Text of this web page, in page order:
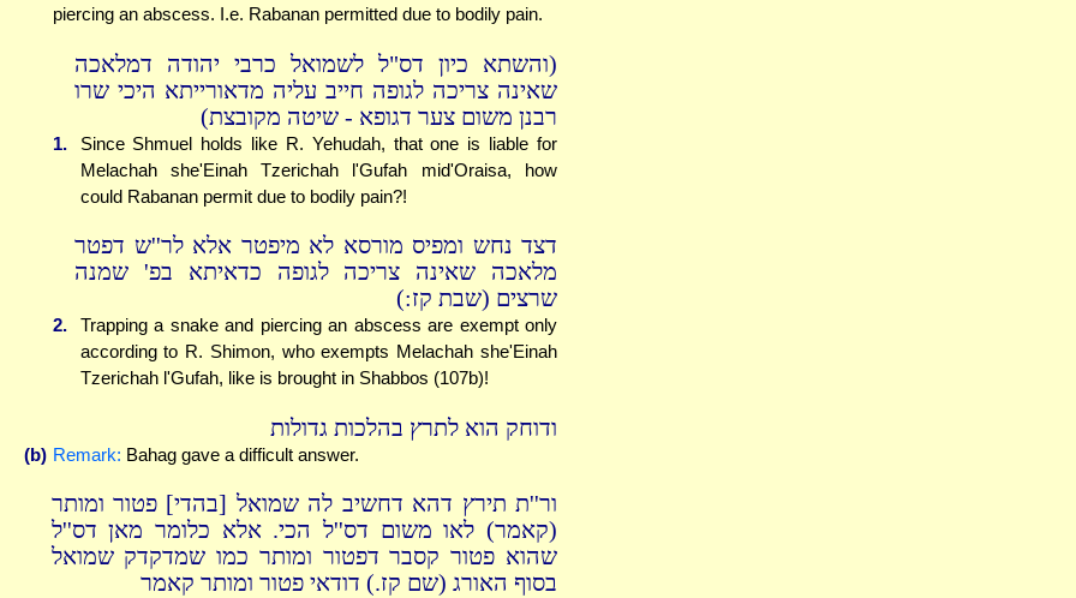
piercing an abscess. I.e. Rabanan permitted due to bodily pain.
(והשתא כיון דס"ל לשמואל כרבי יהודה דמלאכה
שאינה צריכה לגופה חייב עליה מדאורייתא היכי שרו
רבנן משום צער דגופא - שיטה מקובצת)
1.
Since Shmuel holds like R. Yehudah, that one is liable for
Melachah she'Einah Tzerichah l'Gufah mid'Oraisa, how
could Rabanan permit due to bodily pain?!
דצד נחש ומפיס מורסא לא מיפטר אלא לר''ש דפטר
מלאכה שאינה צריכה לגופה כדאיתא בפ' שמנה
שרצים (שבת קז:)
2.
Trapping a snake and piercing an abscess are exempt only
according to R. Shimon, who exempts Melachah she'Einah
Tzerichah l'Gufah, like is brought in Shabbos (107b)!
ודוחק הוא לתרץ בהלכות גדולות
(b) Remark: Bahag gave a difficult answer.
ור''ת תירץ דהא דחשיב לה שמואל [בהדי] פטור ומותר
(קאמר) לאו משום דס''ל הכי. אלא כלומר מאן דס''ל
שהוא פטור קסבר דפטור ומותר כמו שמדקדק שמואל
בסוף האורג (שם קז.) דודאי פטור ומותר קאמר